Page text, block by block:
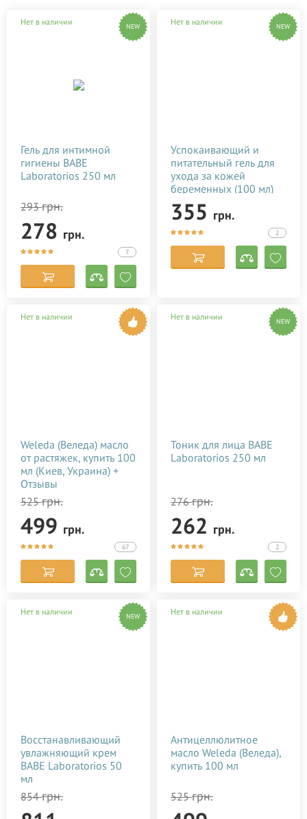
Нет в наличии NEW
Гель для интимной
гигиены BABE
Laboratorios 250 мл
293грн.
278 грн.
7
Нет в наличии NEW
Успокаивающий и
питательный гель для
ухода за кожей
беременных (100 мл)
355 грн.
2
Нет в наличии
Weleda (Веледа) масло
от растяжек, купить 100
мл (Киев, Украина) +
Отзывы
525грн.
499 грн.
67
Нет в наличии NEW
Тоник для лица BABE
Laboratorios 250 мл
276грн.
262 грн.
2
Нет в наличии NEW
Восстанавливающий
увлажняющий крем
BABE Laboratorios 50
мл
854грн.
Нет в наличии
Антицеллюлитное
масло Weleda (Веледа),
купить 100 мл
525грн.